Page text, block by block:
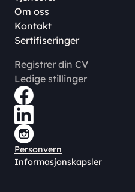
Om oss
Kontakt
Sertifiseringer
Registrer din CV
Ledige stillinger
Personvern
Informasjonskapsler